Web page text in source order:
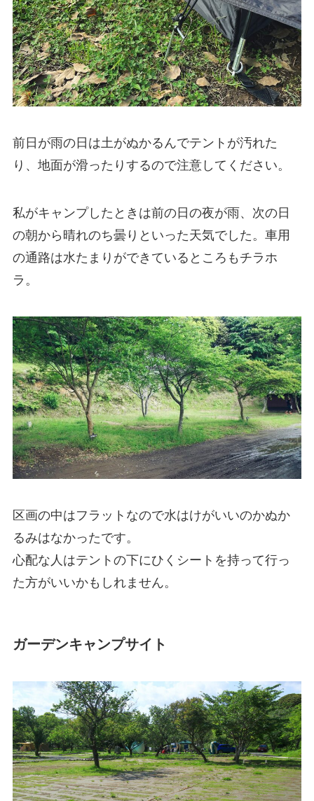
前日が雨の日は土がぬかるんでテントが汚れた
り、地面が滑ったりするので注意してください。
私がキャンプしたときは前の日の夜が雨、次の日
の朝から晴れのち曇りといった天気でした。車用
の通路は水たまりができているところもチラホ
ラ。
区画の中はフラットなので水はけがいいのかぬか
るみはなかったです。
心配な人はテントの下にひくシートを持って行っ
た方がいいかもしれません。
ガーデンキャンプサイト